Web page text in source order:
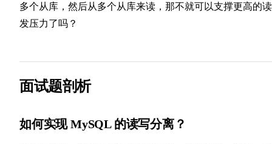
多个从库，然后从多个从库来读，那不就可以支撑更高的
发压力了吗？
面试题剖析
如何实现 MySQL 的读写分离？